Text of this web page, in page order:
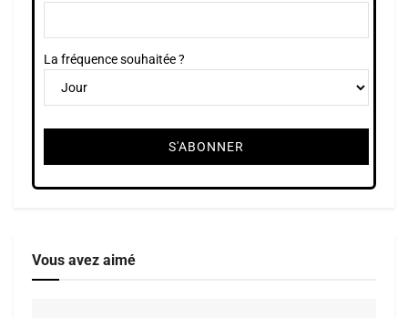
La fréquence souhaitée ?
Vous avez aimé